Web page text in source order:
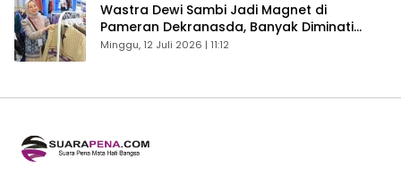
Wastra Dewi Sambi Jadi Magnet di
Pameran Dekranasda, Banyak Diminati
Pengunjung
Minggu, 12 Juli 2026 | 11:12